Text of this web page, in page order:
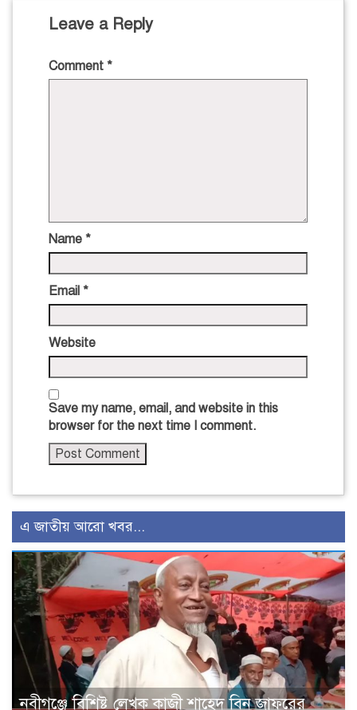
Leave a Reply
Comment *
Name *
Email *
Website
Save my name, email, and website in this
browser for the next time I comment.
এ জাতীয় আরো খবর...
নবীগঞ্জে বিশিষ্ট লেখক কাজী শাহেদ বিন জাফরের